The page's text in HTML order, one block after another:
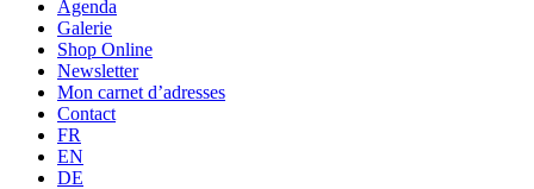
Agenda
Galerie
Shop Online
Newsletter
Mon carnet d’adresses
Contact
FR
EN
DE